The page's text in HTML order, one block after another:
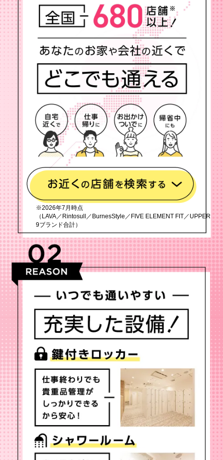
※2026年7月時点
（LAVA／Rintosull／BurnesStyle／FIVE ELEMENT FIT／UPPER
9ブランド合計）